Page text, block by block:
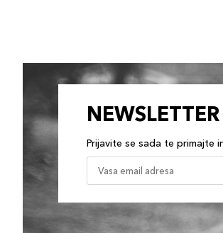
NEWSLETTER
Prijavite se sada te primajte